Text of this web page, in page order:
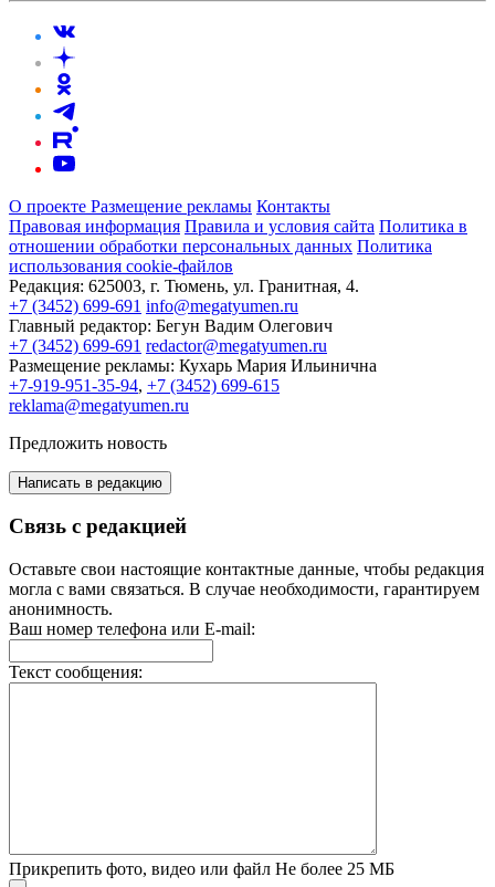
О проекте Размещение рекламы Контакты
Правовая информация Правила и условия сайта Политика в
отношении обработки персональных данных Политика
использования cookie-файлов
Редакция: 625003, г. Тюмень, ул. Гранитная, 4.
+7 (3452) 699-691 info@megatyumen.ru
Главный редактор: Бегун Вадим Олегович
+7 (3452) 699-691 redactor@megatyumen.ru
Размещение рекламы: Кухарь Мария Ильинична
+7-919-951-35-94, +7 (3452) 699-615
reklama@megatyumen.ru
Предложить новость
Написать в редакцию
Связь с редакцией
Оставьте свои настоящие контактные данные, чтобы редакция
могла с вами связаться. В случае необходимости, гарантируем
анонимность.
Ваш номер телефона или E-mail:
Текст сообщения:
Прикрепить фото, видео или файл Не более 25 МБ